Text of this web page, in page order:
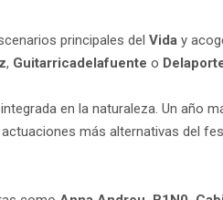
principales del Vida y
, Guitarricadelafuente o
en la naturaleza. Un año
más alternativas del